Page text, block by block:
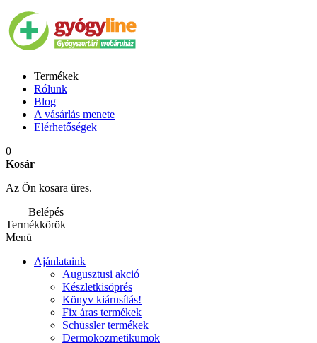
Termékek
Rólunk
Blog
A vásárlás menete
Elérhetőségek
0
Kosár
Az Ön kosara üres.
Belépés
Termékkörök
Menü
Ajánlataink
Augusztusi akció
Készletkisöprés
Könyv kiárusítás!
Fix áras termékek
Schüssler termékek
Dermokozmetikumok